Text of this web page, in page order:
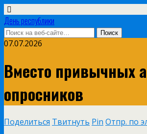
День республики
07.07.2026
Вместо привычных
опросников
Поделиться Твитнуть Pin Отпр. по